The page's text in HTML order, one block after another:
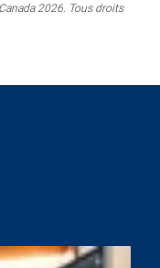
2026. Tous droits